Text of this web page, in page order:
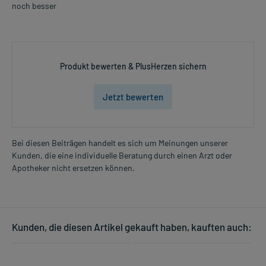
noch besser
Produkt bewerten & PlusHerzen sichern
Jetzt bewerten
Bei diesen Beiträgen handelt es sich um Meinungen unserer
Kunden, die eine individuelle Beratung durch einen Arzt oder
Apotheker nicht ersetzen können.
Kunden, die diesen Artikel gekauft haben, kauften auch: